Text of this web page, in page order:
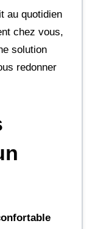
au quotidien
chez vous,
solution
redonner